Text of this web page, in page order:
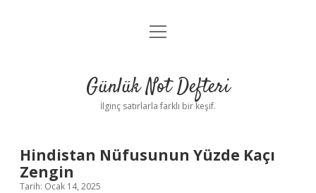
Anasayfa
Yasal Uyarı
menüyü
Günlük Not Defteri
İlginç satırlarla farklı bir keşif.
Hindistan Nüfusunun Yüzde Kaçı
Zengin
Tarih: Ocak 14, 2025